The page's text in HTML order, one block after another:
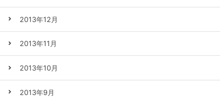
2013年12月
2013年11月
2013年10月
2013年9月